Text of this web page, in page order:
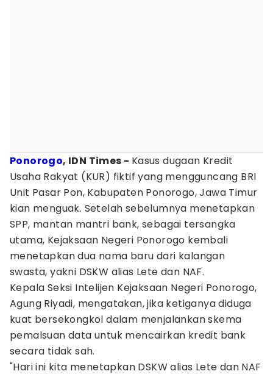
Ponorogo, IDN Times - Kasus dugaan Kredit
Usaha Rakyat (KUR) fiktif yang mengguncang BRI
Unit Pasar Pon, Kabupaten Ponorogo, Jawa Timur
kian menguak. Setelah sebelumnya menetapkan
SPP, mantan mantri bank, sebagai tersangka
utama, Kejaksaan Negeri Ponorogo kembali
menetapkan dua nama baru dari kalangan
swasta, yakni DSKW alias Lete dan NAF.
Kepala Seksi Intelijen Kejaksaan Negeri Ponorogo,
Agung Riyadi, mengatakan, jika ketiganya diduga
kuat bersekongkol dalam menjalankan skema
pemalsuan data untuk mencairkan kredit bank
secara tidak sah.
"Hari ini kita menetapkan DSKW alias Lete dan NAF